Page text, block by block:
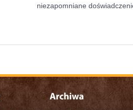
niezapomniane